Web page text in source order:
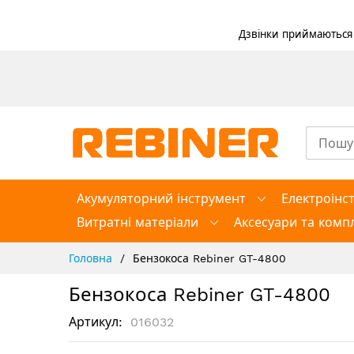
Дзвінки
Акумуляторний інструмент
Витратні матеріали
Аксесуари та
Головна Бензокоса Rebiner GT-4800
Бензокоса Rebiner GT-4800
Артикул 016032